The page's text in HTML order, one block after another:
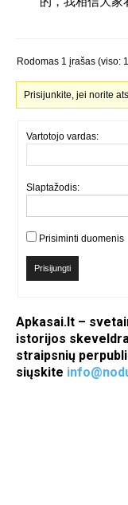
Rodomas 1 įrašas (viso:
Prisijunkite, jei norite
Vartotojo vardas:
Slaptažodis:
Prisiminti duomenis
Prisijungti
Apkasai.lt –
istorijos
straipsnių
siųskite